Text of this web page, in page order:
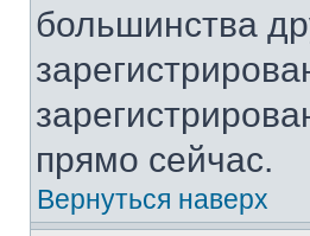
большинства
прямо сейчас.
Вернуться наверх